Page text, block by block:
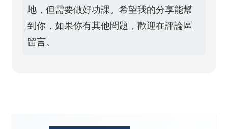
地，但需要做好功課。希望我的分享能幫
到你，如果你有其他問題，歡迎在評論區
留言。